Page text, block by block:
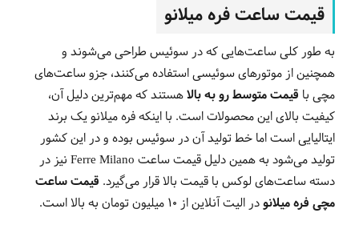
قیمت ساعت فره میلانو
به طور کلی ساعت‌هایی که در سوئیس طراحی می‌شوند و
همچنین از موتورهای سوئیسی استفاده می‌کنند، جزو ساعت‌های
مچی با قیمت متوسط رو به بالاهستند که مهم‌ترین دلیل آن،
کیفیت بالای این محصولات است. با اینکه فره میلانو یک برند
ایتالیایی است اما خط تولید آن در سوئیس بوده و در این کشور
تولید می‌شود به همین دلیل قیمت ساعت Ferre Milano نیز در
دسته ساعت‌های لوکس با قیمت بالا قرار می‌گیرد. قیمت ساعت
مچی فره میلانودر الیت آنلاین از 10 میلیون تومان به بالا است.